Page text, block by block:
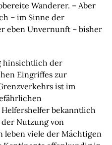
Wanderer. – Aber
– im Sinne der
eben Unvernunft – bisher
hinsichtlich der
Eingriffes zur
ist im
bekanntlich
Nutzung von
viele der Mächtigen